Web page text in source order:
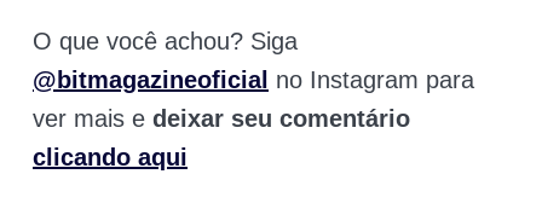
O que você achou? Siga
@bitmagazineoficial no Instagram para
ver mais e deixar seu comentário
clicando aqui